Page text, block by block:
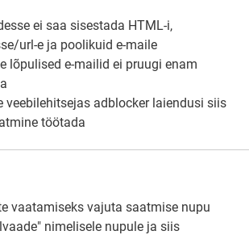
ei saa sisestada HTML-i,
url-e ja poolikuid e-maile
lõpulised e-mailid ei pruugi enam
veebilehitsejas adblocker laiendusi siis
töötada
vaatamiseks vajuta saatmise nupu
nimelisele nupule ja siis